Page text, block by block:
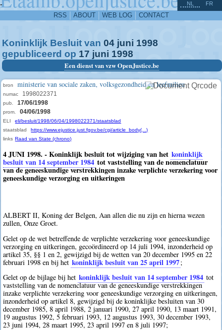
-
RSS ABOUT WEB LOG CONTACT
NL FR
Koninklijk Besluit van 04 juni 1998
gepubliceerd op 17 juni 1998
Een dienst van vzw OpenJustice.be
bron ministerie van sociale zaken, volksgezondheid en leefmilieu
numac 1998022371
pub. 17/06/1998
prom. 04/06/1998
ELI
eli/besluit/1998/06/04/1998022371/staatsblad
staatsblad
https://www.ejustice.just.fgov.be/cgi/article_body(...)
links Raad van State (chrono)
4 JUNI 1998. - Koninklijk besluit tot wijziging van het koninklijk
besluit van 14 september 1984 tot vaststelling van de nomenclatuur
van de geneeskundige verstrekkingen inzake verplichte verzekering voor
geneeskundige verzorging en uitkeringen
ALBERT II, Koning der Belgen, Aan allen die nu zijn en hierna wezen
zullen, Onze Groet.
Gelet op de wet betreffende de verplichte verzekering voor geneeskundige
verzorging en uitkeringen, gecoördineerd op 14 juli 1994, inzonderheid op
artikel 35, §§ 1 en 2, gewijzigd bij de wetten van 20 december 1995 en 22
februari 1998 en bij het koninklijk besluit van 25 april 1997;
Gelet op de bijlage bij het koninklijk besluit van 14 september 1984 tot
vaststelling van de nomenclatuur van de geneeskundige verstrekkingen
inzake verplichte verzekering voor geneeskundige verzorging en uitkeringen,
inzonderheid op artikel 8, gewijzigd bij de koninklijke besluiten van 30
december 1985, 8 april 1988, 2 januari 1990, 27 april 1990, 13 maart 1991,
19 augustus 1992, 5 februari 1993, 12 augustus 1993, 30 december 1993,
23 juni 1994, 28 maart 1995, 23 april 1997 en 8 juli 1997;
^